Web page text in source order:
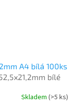
A4 bílá 100ks
bílé
Skladem (>5 ks)